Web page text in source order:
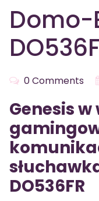
Domo-
0 Comments
Genesis w
DO536FR